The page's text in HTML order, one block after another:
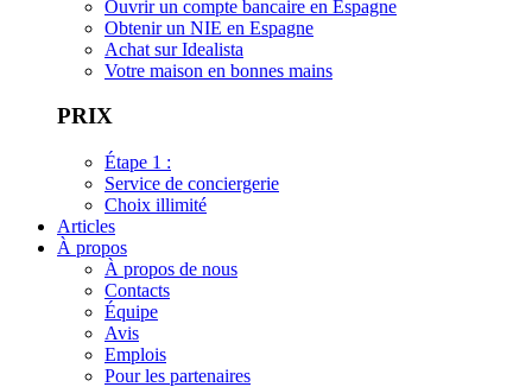
Ouvrir un compte bancaire en Espagne
Obtenir un NIE en Espagne
Achat sur Idealista
Votre maison en bonnes mains
PRIX
Étape 1 :
Service de conciergerie
Choix illimité
Articles
À propos
À propos de nous
Contacts
Équipe
Avis
Emplois
Pour les partenaires